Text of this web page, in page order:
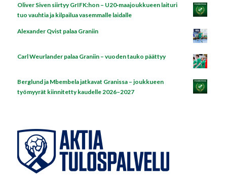
Oliver Siven siirtyy GrIFK:hon – U20‑maajoukkueen laituri
tuo vauhtia ja kilpailua vasemmalle laidalle
Alexander Qvist palaa Graniin
Carl Weurlander palaa Graniin – vuoden tauko päättyy
Berglund ja Mbembela jatkavat Granissa – joukkueen
työmyyrät kiinnitetty kaudelle 2026–2027